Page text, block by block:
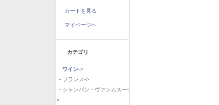
カートを見る
マイページへ
カテゴリ
ワイン->
- フランス->
- シャンパン・ヴァンムスー-
>